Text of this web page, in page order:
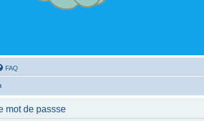
FAQ
mot de passse